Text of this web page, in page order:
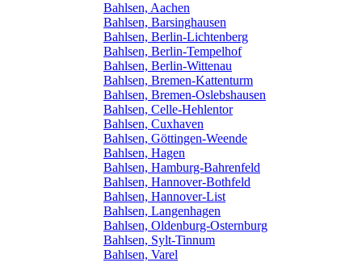
Bahlsen, Aachen
Bahlsen, Barsinghausen
Bahlsen, Berlin-Lichtenberg
Bahlsen, Berlin-Tempelhof
Bahlsen, Berlin-Wittenau
Bahlsen, Bremen-Kattenturm
Bahlsen, Bremen-Oslebshausen
Bahlsen, Celle-Hehlentor
Bahlsen, Cuxhaven
Bahlsen, Göttingen-Weende
Bahlsen, Hagen
Bahlsen, Hamburg-Bahrenfeld
Bahlsen, Hannover-Bothfeld
Bahlsen, Hannover-List
Bahlsen, Langenhagen
Bahlsen, Oldenburg-Osternburg
Bahlsen, Sylt-Tinnum
Bahlsen, Varel